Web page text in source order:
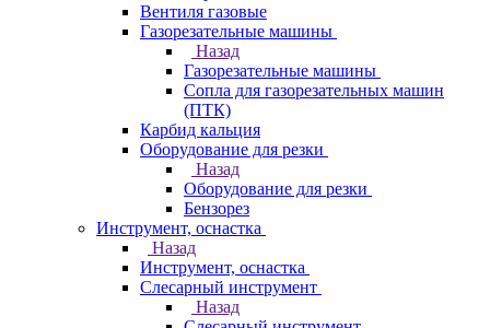
Вентиля газовые
Газорезательные машины
Назад
Газорезательные машины
Сопла для газорезательных машин
(ПТК)
Карбид кальция
Оборудование для резки
Назад
Оборудование для резки
Бензорез
Инструмент, оснастка
Назад
Инструмент, оснастка
Слесарный инструмент
Назад